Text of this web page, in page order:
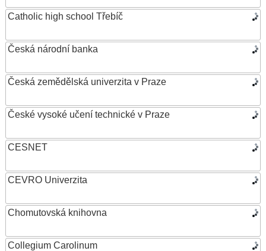
Catholic high school Třebíč
Česká národní banka
Česká zemědělská univerzita v Praze
České vysoké učení technické v Praze
CESNET
CEVRO Univerzita
Chomutovská knihovna
Collegium Carolinum